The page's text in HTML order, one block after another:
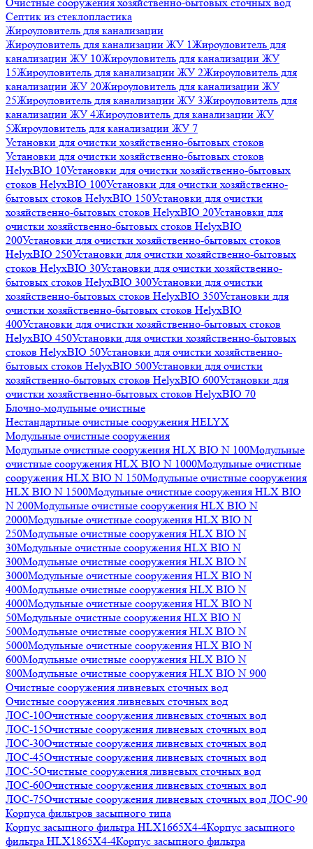
Септик из стеклопластика
Жироуловитель для канализации
Жироуловитель для канализации ЖУ 1Жироуловитель для
канализации ЖУ 10Жироуловитель для канализации ЖУ
15Жироуловитель для канализации ЖУ 2Жироуловитель для
канализации ЖУ 20Жироуловитель для канализации ЖУ
25Жироуловитель для канализации ЖУ 3Жироуловитель для
канализации ЖУ 4Жироуловитель для канализации ЖУ
5Жироуловитель для канализации ЖУ 7
Установки для очистки хозяйственно-бытовых стоков
Установки для очистки хозяйственно-бытовых стоков
HelyxBIO 10Установки для очистки хозяйственно-бытовых
стоков HelyxBIO 100Установки для очистки хозяйственно-
бытовых стоков HelyxBIO 150Установки для очистки
хозяйственно-бытовых стоков HelyxBIO 20Установки для
очистки хозяйственно-бытовых стоков HelyxBIO
200Установки для очистки хозяйственно-бытовых стоков
HelyxBIO 250Установки для очистки хозяйственно-бытовых
стоков HelyxBIO 30Установки для очистки хозяйственно-
бытовых стоков HelyxBIO 300Установки для очистки
хозяйственно-бытовых стоков HelyxBIO 350Установки для
очистки хозяйственно-бытовых стоков HelyxBIO
400Установки для очистки хозяйственно-бытовых стоков
HelyxBIO 450Установки для очистки хозяйственно-бытовых
стоков HelyxBIO 50Установки для очистки хозяйственно-
бытовых стоков HelyxBIO 500Установки для очистки
хозяйственно-бытовых стоков HelyxBIO 600Установки для
очистки хозяйственно-бытовых стоков HelyxBIO 70
Блочно-модульные очистные
Нестандартные очистные сооружения HELYX
Модульные очистные сооружения
Модульные очистные сооружения HLX BIO N 100Модульные
очистные сооружения HLX BIO N 1000Модульные очистные
сооружения HLX BIO N 150Модульные очистные сооружения
HLX BIO N 1500Модульные очистные сооружения HLX BIO
N 200Модульные очистные сооружения HLX BIO N
2000Модульные очистные сооружения HLX BIO N
250Модульные очистные сооружения HLX BIO N
30Модульные очистные сооружения HLX BIO N
300Модульные очистные сооружения HLX BIO N
3000Модульные очистные сооружения HLX BIO N
400Модульные очистные сооружения HLX BIO N
4000Модульные очистные сооружения HLX BIO N
50Модульные очистные сооружения HLX BIO N
500Модульные очистные сооружения HLX BIO N
5000Модульные очистные сооружения HLX BIO N
600Модульные очистные сооружения HLX BIO N
800Модульные очистные сооружения HLX BIO N 900
Очистные сооружения ливневых сточных вод
Очистные сооружения ливневых сточных вод
ЛОС-10Очистные сооружения ливневых сточных вод
ЛОС-15Очистные сооружения ливневых сточных вод
ЛОС-30Очистные сооружения ливневых сточных вод
ЛОС-45Очистные сооружения ливневых сточных вод
ЛОС-5Очистные сооружения ливневых сточных вод
ЛОС-60Очистные сооружения ливневых сточных вод
ЛОС-75Очистные сооружения ливневых сточных вод ЛОС-90
Корпуса фильтров засыпного типа
Корпус засыпного фильтра HLX1665X4-4Корпус засыпного
фильтра HLX1865X4-4Корпус засыпного фильтра
Ирина Семёнова